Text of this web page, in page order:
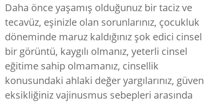
Daha önce yaşamış olduğunuz bir taciz ve
tecavüz, eşinizle olan sorunlarınız, çocukluk
döneminde maruz kaldığınız şok edici cinsel
bir görüntü, kaygılı olmanız, yeterli cinsel
eğitime sahip olmamanız, cinsellik
konusundaki ahlaki değer yargılarınız, güven
eksikliğiniz vajinusmus sebepleri arasında